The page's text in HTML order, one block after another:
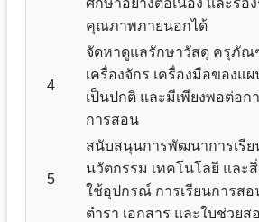
ศึกษาอย่างต่อเนื่อง และรอ
คุณภาพภายนอกได้
4
จัดหาดูแลรักษาวัสดุ ครุภั
เครื่องจักร เครื่องมือของแ
เป็นปกติ และมีเพียงพอต่อก
การสอน
5
สนับสนุนการพัฒนาการเรี
นวัตกรรม เทคโนโลยี และ
ใช้อุปกรณ์ การเรียนการสอ
ตำรา เอกสาร และใบช่วยส